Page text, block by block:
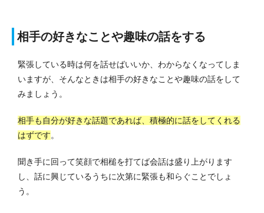
相手の好きなことや趣味の話をする
緊張している時は何を話せばいいか、わからなくなってしま
いますが、そんなときは相手の好きなことや趣味の話をして
みましょう。
相手も自分が好きな話題であれば、積極的に話をしてくれる
はずです。
聞き手に回って笑顔で相槌を打てば会話は盛り上がります
し、話に興じているうちに次第に緊張も和らぐことでしょ
う。